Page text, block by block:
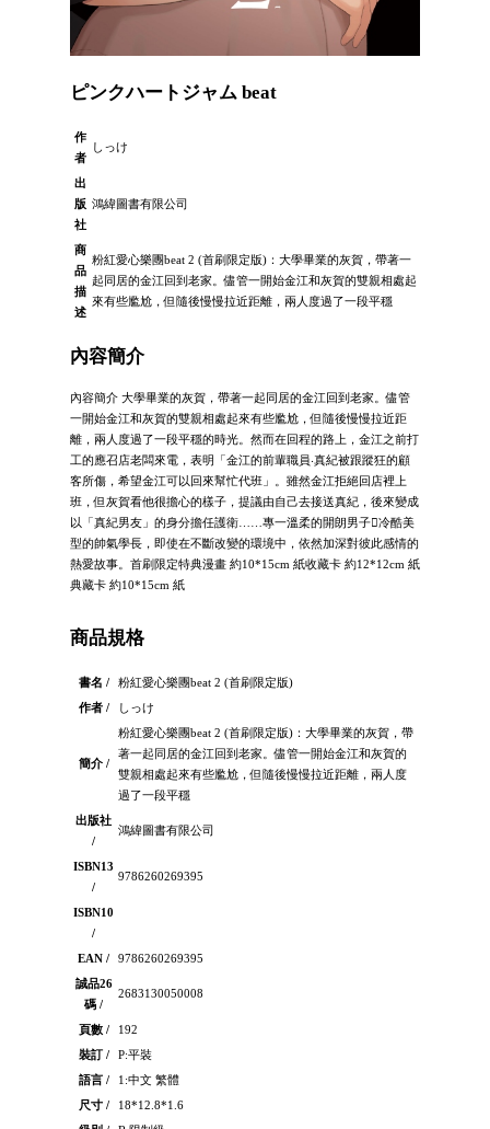
ピンクハートジャム beat
作
者
しっけ
出
版
社
鴻緯圖書有限公司
商
品
描
述
粉紅愛心樂團beat 2 (首刷限定版)：大學畢業的灰賀，帶著一
起同居的金江回到老家。儘管一開始金江和灰賀的雙親相處起
來有些尷尬，但隨後慢慢拉近距離，兩人度過了一段平穩
內容簡介
內容簡介 大學畢業的灰賀，帶著一起同居的金江回到老家。儘管
一開始金江和灰賀的雙親相處起來有些尷尬，但隨後慢慢拉近距
離，兩人度過了一段平穩的時光。然而在回程的路上，金江之前打
工的應召店老闆來電，表明「金江的前輩職員‧真紀被跟蹤狂的顧
客所傷，希望金江可以回來幫忙代班」。雖然金江拒絕回店裡上
班，但灰賀看他很擔心的樣子，提議由自己去接送真紀，後來變成
以「真紀男友」的身分擔任護衛……專一溫柔的開朗男子冷酷美
型的帥氣學長，即使在不斷改變的環境中，依然加深對彼此感情的
熱愛故事。首刷限定特典漫畫 約10*15cm 紙收藏卡 約12*12cm 紙
典藏卡 約10*15cm 紙
商品規格
書名 /
粉紅愛心樂團beat 2 (首刷限定版)
作者 /
しっけ
簡介 /
粉紅愛心樂團beat 2 (首刷限定版)：大學畢業的灰賀，帶
著一起同居的金江回到老家。儘管一開始金江和灰賀的
雙親相處起來有些尷尬，但隨後慢慢拉近距離，兩人度
過了一段平穩
出版社
/
鴻緯圖書有限公司
ISBN13
/
9786260269395
ISBN10
/
EAN /
9786260269395
誠品26
碼 /
2683130050008
頁數 /
192
裝訂 /
P:平裝
語言 /
1:中文 繁體
尺寸 /
18*12.8*1.6